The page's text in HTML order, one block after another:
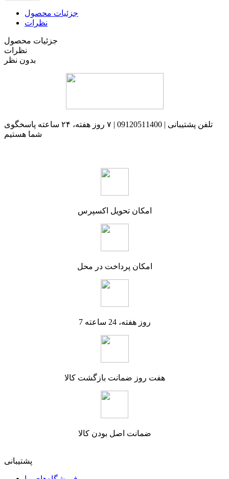
جزئیات محصول
نظرات
جزئیات محصول
نظرات
بدون نظر
تلفن پشتیبانی | 09120511400 | ۷ روز هفته، ۲۴ ساعته پاسخگوی
شما هستیم
امکان تحویل اکسپرس
امکان پرداخت در محل
7 روز هفته، 24 ساعته
هفت روز ضمانت بازگشت کالا
ضمانت اصل بودن کالا
پشتیبانی